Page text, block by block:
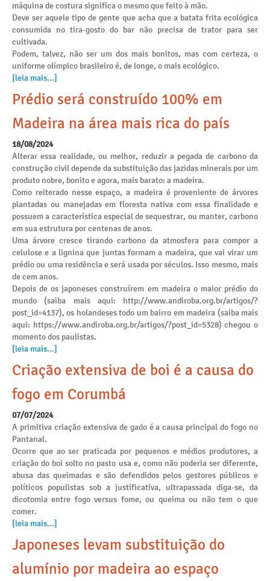
máquina de costura significa o mesmo que feito à mão.
Deve ser aquele tipo de gente que acha que a batata frita ecológica
consumida no tira-gosto do bar não precisa de trator para ser
cultivada.
Podem, talvez, não ser um dos mais bonitos, mas com certeza, o
uniforme olímpico brasileiro é, de longe, o mais ecológico.
[leia mais...]
Prédio será construído 100% em
Madeira na área mais rica do país
18/08/2024
Alterar essa realidade, ou melhor, reduzir a pegada de carbono da
construção civil depende da substituição das jazidas minerais por um
produto nobre, bonito e agora, mais barato: a madeira.
Como reiterado nesse espaço, a madeira é proveniente de árvores
plantadas ou manejadas em floresta nativa com essa finalidade e
possuem a característica especial de sequestrar, ou manter, carbono
em sua estrutura por centenas de anos.
Uma árvore cresce tirando carbono da atmosfera para compor a
celulose e a lignina que juntas formam a madeira, que vai virar um
prédio ou uma residência e será usada por séculos. Isso mesmo, mais
de cem anos.
Depois de os japoneses construírem em madeira o maior prédio do
mundo (saiba mais aqui: http://www.andiroba.org.br/artigos/?
post_id=4137), os holandeses todo um bairro em madeira (saiba mais
aqui: https://www.andiroba.org.br/artigos/?post_id=5328) chegou o
momento dos paulistas.
[leia mais...]
Criação extensiva de boi é a causa do
fogo em Corumbá
07/07/2024
A primitiva criação extensiva de gado é a causa principal do fogo no
Pantanal.
Ocorre que ao ser praticada por pequenos e médios produtores, a
criação do boi solto no pasto usa e, como não poderia ser diferente,
abusa das queimadas e são defendidos pelos gestores públicos e
políticos populistas sob a justificativa, ultrapassada diga-se, da
dicotomia entre fogo versus fome, ou queima ou não tem o que
comer.
[leia mais...]
Japoneses levam substituição do
alumínio por madeira ao espaço